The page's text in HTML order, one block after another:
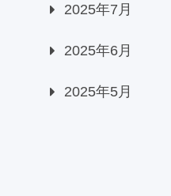
2025年7月
2025年6月
2025年5月